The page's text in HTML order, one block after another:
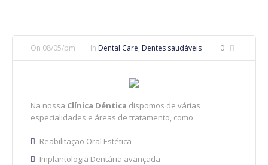
0
On 08/05/pm In Dental Care, Dentes saudáveis
Na nossa Clínica Déntica dispomos de várias
especialidades e áreas de tratamento, como
Reabilitação Oral Estética
Implantologia Dentária avançada